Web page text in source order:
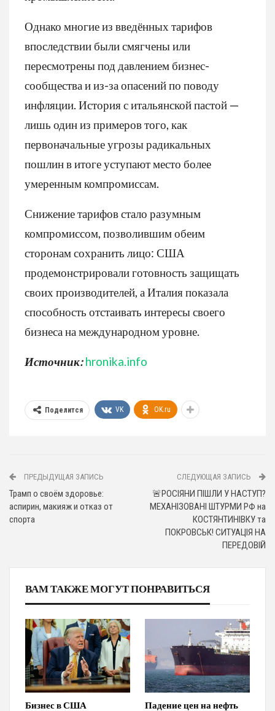
Однако многие из введённых тарифов
впоследствии были смягчены или
пересмотрены под давлением бизнес-
сообщества и из-за опасений по поводу
инфляции. История с итальянской пастой —
лишь один из примеров того, как
первоначальные угрозы радикальных
пошлин в итоге уступают место более
умеренным компромиссам.
Снижение тарифов стало разумным
компромиссом, позволившим обеим
сторонам сохранить лицо: США
продемонстрировали готовность защищать
своих производителей, а Италия показала
способность отстаивать интересы своего
бизнеса на международном уровне.
Источник: hronika.info
Поделится VK OK.ru
ПРЕДЫДУЩАЯ ЗАПИСЬ
Трамп о своём здоровье:
аспирин, макияж и отказ от
спорта
СЛЕДУЮЩАЯ ЗАПИСЬ
🚨РОСІЯНИ ПІШЛИ У НАСТУП?
МЕХАНІЗОВАНІ ШТУРМИ РФ на
КОСТЯНТИНІВКУ та
ПОКРОВСЬК! СИТУАЦІЯ НА
ПЕРЕДОВІЙ
ВАМ ТАКЖЕ МОГУТ ПОНРАВИТЬСЯ
Бизнес в США
Падение цен на нефть